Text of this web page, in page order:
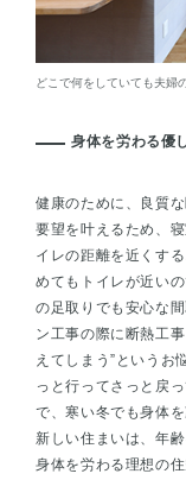
どこで何をしていても夫婦
身体を労わる優
健康のために、良質
要望を叶えるため、
イレの距離を近くす
めてもトイレが近い
の足取りでも安心な
ン工事の際に断熱工
えてしまう”というお
っと行ってさっと戻
で、寒い冬でも身体
新しい住まいは、年
身体を労わる理想の